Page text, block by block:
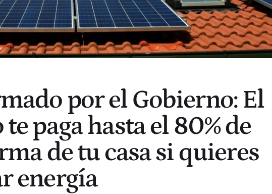
por el Gobierno: El
te paga hasta el 80% de
de tu casa si quieres
energía